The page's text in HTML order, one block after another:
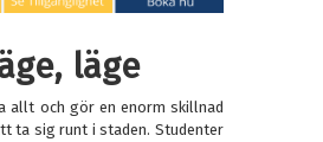
läge
allt och gör en enorm skillnad
ta sig runt i staden. Studenter